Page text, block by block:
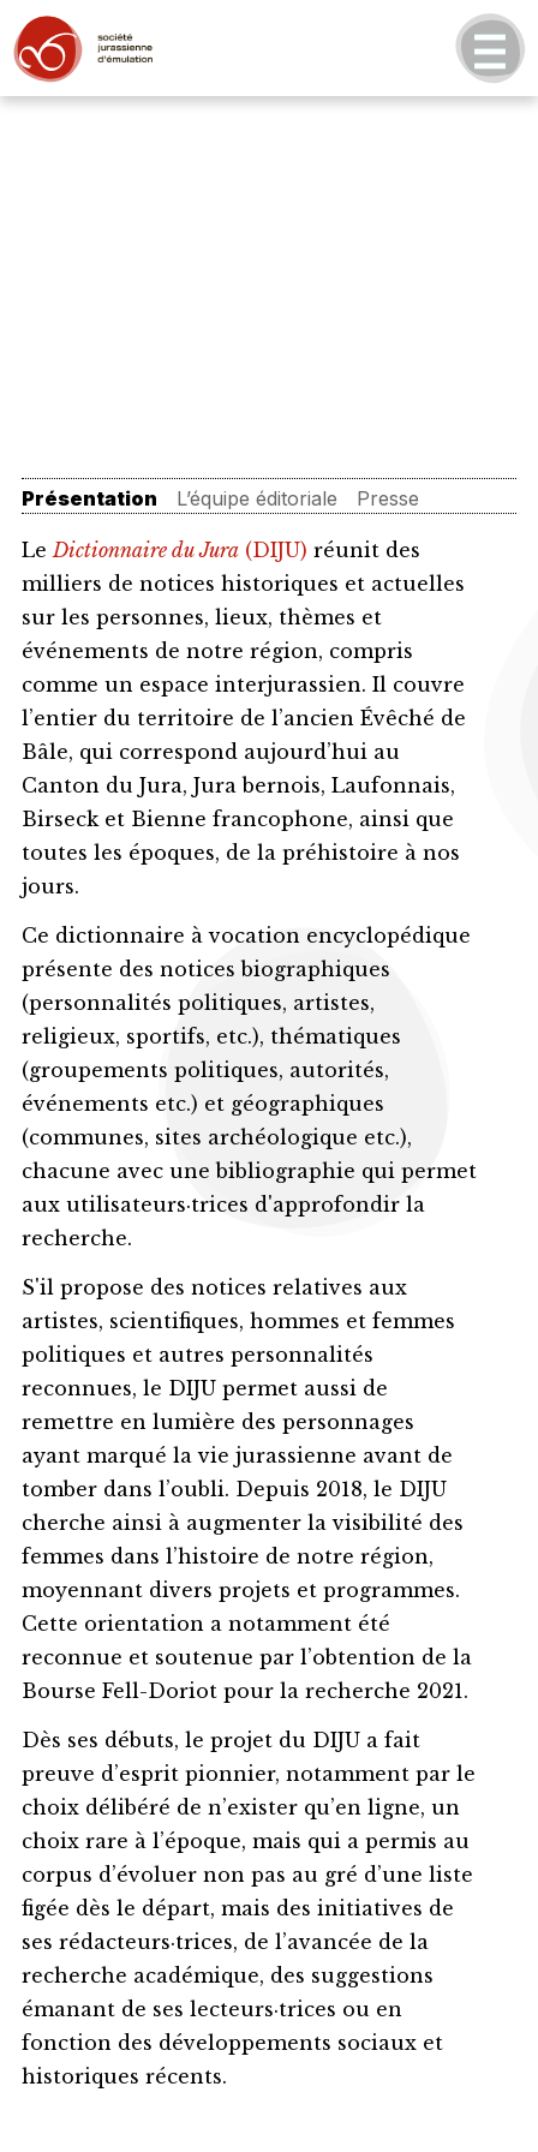
Présentation L’équipe éditoriale Presse
LeDictionnaire du Jura(DIJU) réunit des
milliers de notices historiques et actuelles
sur les personnes, lieux, thèmes et
événements de notre région, compris
comme un espace interjurassien. Il couvre
l’entier du territoire de l’ancien Évêché de
Bâle, qui correspond aujourd’hui au
Canton du Jura, Jura bernois, Laufonnais,
Birseck et Bienne francophone, ainsi que
toutes les époques, de la préhistoire à nos
jours.
Ce dictionnaire à vocation encyclopédique
présente des notices biographiques
(personnalités politiques, artistes,
religieux, sportifs, etc.), thématiques
(groupements politiques, autorités,
événements etc.) et géographiques
(communes, sites archéologique etc.),
chacune avec une bibliographie qui permet
aux utilisateurs·trices d'approfondir la
recherche.
S'il propose des notices relatives aux
artistes, scientifiques, hommes et femmes
politiques et autres personnalités
reconnues, le DIJU permet aussi de
remettre en lumière des personnages
ayant marqué la vie jurassienne avant de
tomber dans l’oubli. Depuis 2018, le DIJU
cherche ainsi à augmenter la visibilité des
femmes dans l’histoire de notre région,
moyennant divers projets et programmes.
Cette orientation a notamment été
reconnue et soutenue par l’obtention de la
Bourse Fell-Doriot pour la recherche 2021.
Dès ses débuts, le projet du DIJU a fait
preuve d’esprit pionnier, notamment par le
choix délibéré de n’exister qu’en ligne, un
choix rare à l’époque, mais qui a permis au
corpus d’évoluer non pas au gré d’une liste
figée dès le départ, mais des initiatives de
ses rédacteurs·trices, de l’avancée de la
recherche académique, des suggestions
émanant de ses lecteurs·trices ou en
fonction des développements sociaux et
historiques récents.